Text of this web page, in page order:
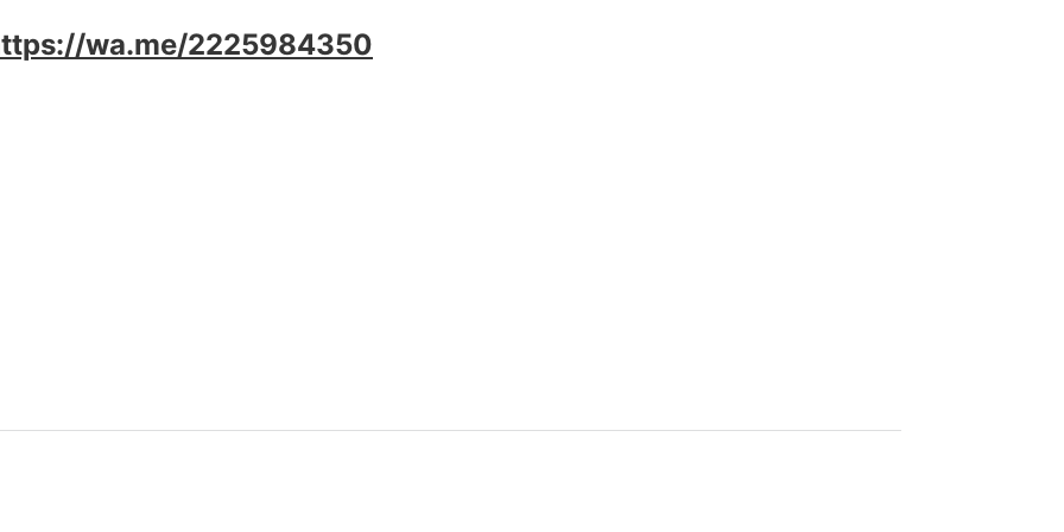
wa.me/2225984350